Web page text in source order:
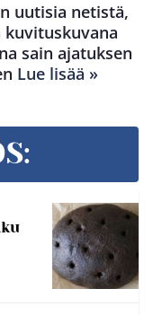
uutisia netistä,
sain ajatuksen
Lue lisää »